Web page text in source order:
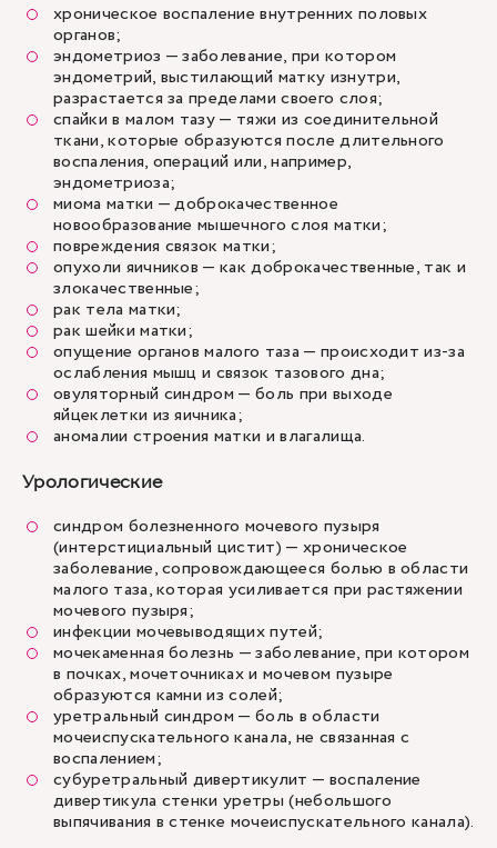
хроническое воспаление внутренних половых
органов;
эндометриоз — заболевание, при котором
эндометрий, выстилающий матку изнутри,
разрастается за пределами своего слоя;
спайки в малом тазу — тяжи из соединительной
ткани, которые образуются после длительного
воспаления, операций или, например,
эндометриоза;
миома матки — доброкачественное
новообразование мышечного слоя матки;
повреждения связок матки;
опухоли яичников — как доброкачественные, так и
злокачественные;
рак тела матки;
рак шейки матки;
опущение органов малого таза — происходит из-за
ослабления мышц и связок тазового дна;
овуляторный синдром — боль при выходе
яйцеклетки из яичника;
аномалии строения матки и влагалища.
Урологические
синдром болезненного мочевого пузыря
(интерстициальный цистит) — хроническое
заболевание, сопровождающееся болью в области
малого таза, которая усиливается при растяжении
мочевого пузыря;
инфекции мочевыводящих путей;
мочекаменная болезнь — заболевание, при котором
в почках, мочеточниках и мочевом пузыре
образуются камни из солей;
уретральный синдром — боль в области
мочеиспускательного канала, не связанная с
воспалением;
субуретральный дивертикулит — воспаление
дивертикула стенки уретры (небольшого
выпячивания в стенке мочеиспускательного канала).